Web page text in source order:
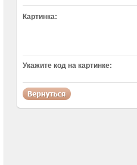
Картинка:
Укажите код на картинке: